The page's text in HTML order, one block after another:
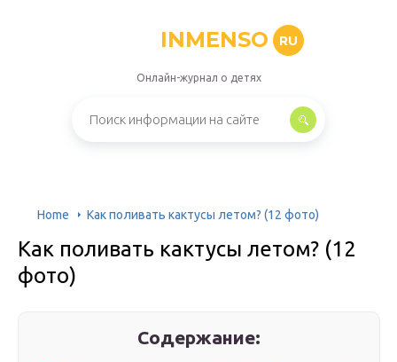
INMENSO RU
Онлайн-журнал о детях
Home Как поливать кактусы летом? (12 фото)
Как поливать кактусы летом? (12
фото)
Содержание: